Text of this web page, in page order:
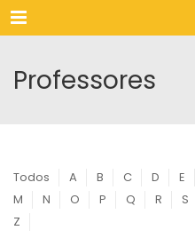
Menu
Professores
Todos A B C D E
M
N O P Q R S
Z